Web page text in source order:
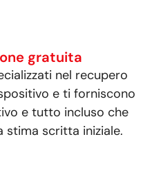
gratuita
nel recupero
e ti forniscono
e tutto incluso che
stima scritta iniziale.